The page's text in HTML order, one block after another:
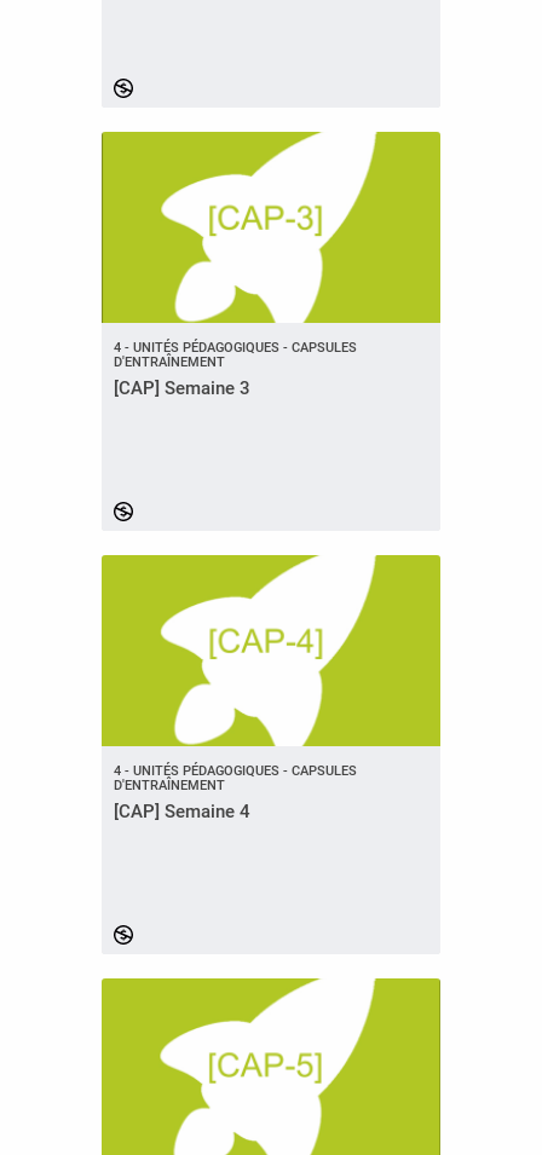
4 - UNITÉS PÉDAGOGIQUES - CAPSULES
D'ENTRAÎNEMENT
[CAP] Semaine 3
4 - UNITÉS PÉDAGOGIQUES - CAPSULES
D'ENTRAÎNEMENT
[CAP] Semaine 4